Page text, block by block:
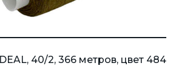
40/2, 366 метров, цвет 484